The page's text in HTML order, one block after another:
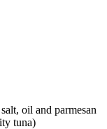
oil and parmesan
tuna)